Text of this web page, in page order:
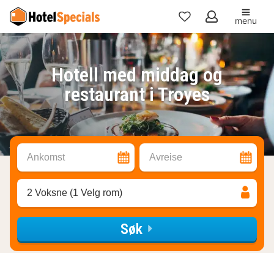
Mine
favoritter
menu
Hotell med middag og
restaurant i Troyes
Ankomst Avreise
2 Voksne (1 Velg rom)
Søk